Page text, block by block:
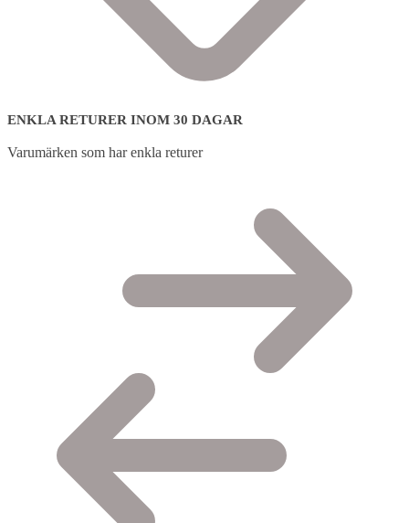
ENKLA RETURER INOM 30 DAGAR
Varumärken som har enkla returer